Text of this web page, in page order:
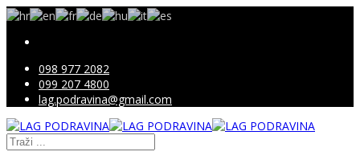
098 977 2082
099 207 4800
lag.podravina@gmail.com